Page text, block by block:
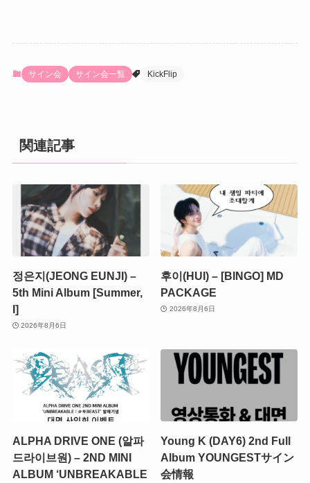
サイン会 サイン会一覧 KickFlip
関連記事
정은지(JEONG EUNJI) –
5th Mini Album [Summer,
I]
2026年8月6日
후이(HUI) – [BINGO] MD
PACKAGE
2026年8月6日
ALPHA DRIVE ONE (알파
드라이브원) – 2ND MINI
ALBUM ‘UNBREAKABLE
Young K (DAY6) 2nd Full
Album YOUNGESTサイン
会情報